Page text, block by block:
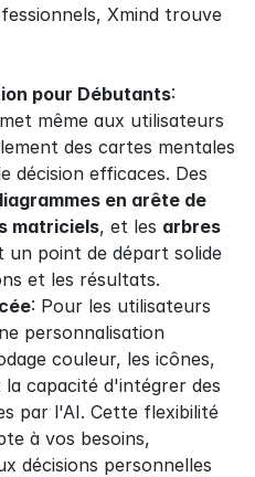
Xmind trouve
pour Débutants:
même aux utilisateurs
des cartes mentales
décision efficaces. Des
en arête de
matriciels, et les arbres
un point de départ solide
et les résultats.
: Pour les utilisateurs
personnalisation
couleur, les icônes,
capacité d'intégrer des
par l'AI. Cette flexibilité
à vos besoins,
décisions personnelles